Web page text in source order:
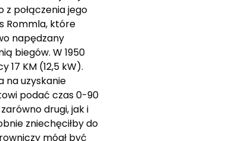
z połączenia jego
Rommla, które
napędzany
biegów. W 1950
KM (12,5 kW).
na uzyskanie
podać czas 0-90
drugi, jak i
zniechęciłby do
mógł być